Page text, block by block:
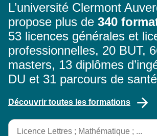
L’université Clermont
propose plus de 340
53 licences générales et
professionnelles, 20 BUT,
masters, 13 diplômes
DU et 31 parcours de
Découvrir toutes les formations